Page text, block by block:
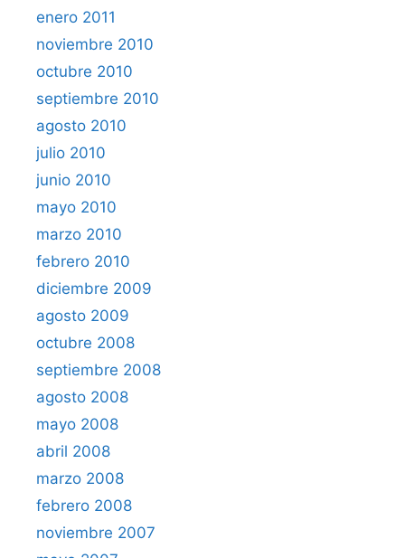
enero 2011
noviembre 2010
octubre 2010
septiembre 2010
agosto 2010
julio 2010
junio 2010
mayo 2010
marzo 2010
febrero 2010
diciembre 2009
agosto 2009
octubre 2008
septiembre 2008
agosto 2008
mayo 2008
abril 2008
marzo 2008
febrero 2008
noviembre 2007